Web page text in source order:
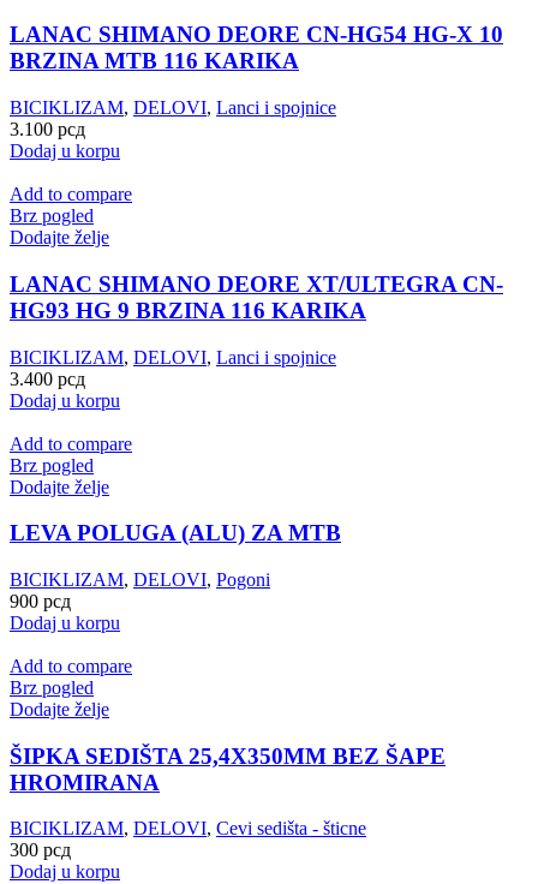
LANAC SHIMANO DEORE CN-HG54 HG-X 10
BRZINA MTB 116 KARIKA
BICIKLIZAM, DELOVI, Lanci i spojnice
3.100 рсд
Dodaj u korpu
Add to compare
Brz pogled
Dodajte želje
LANAC SHIMANO DEORE XT/ULTEGRA CN-
HG93 HG 9 BRZINA 116 KARIKA
BICIKLIZAM, DELOVI, Lanci i spojnice
3.400 рсд
Dodaj u korpu
Add to compare
Brz pogled
Dodajte želje
LEVA POLUGA (ALU) ZA MTB
BICIKLIZAM, DELOVI, Pogoni
900 рсд
Dodaj u korpu
Add to compare
Brz pogled
Dodajte želje
ŠIPKA SEDIŠTA 25,4X350MM BEZ ŠAPE
HROMIRANA
BICIKLIZAM, DELOVI, Cevi sedišta - šticne
300 рсд
Dodaj u korpu